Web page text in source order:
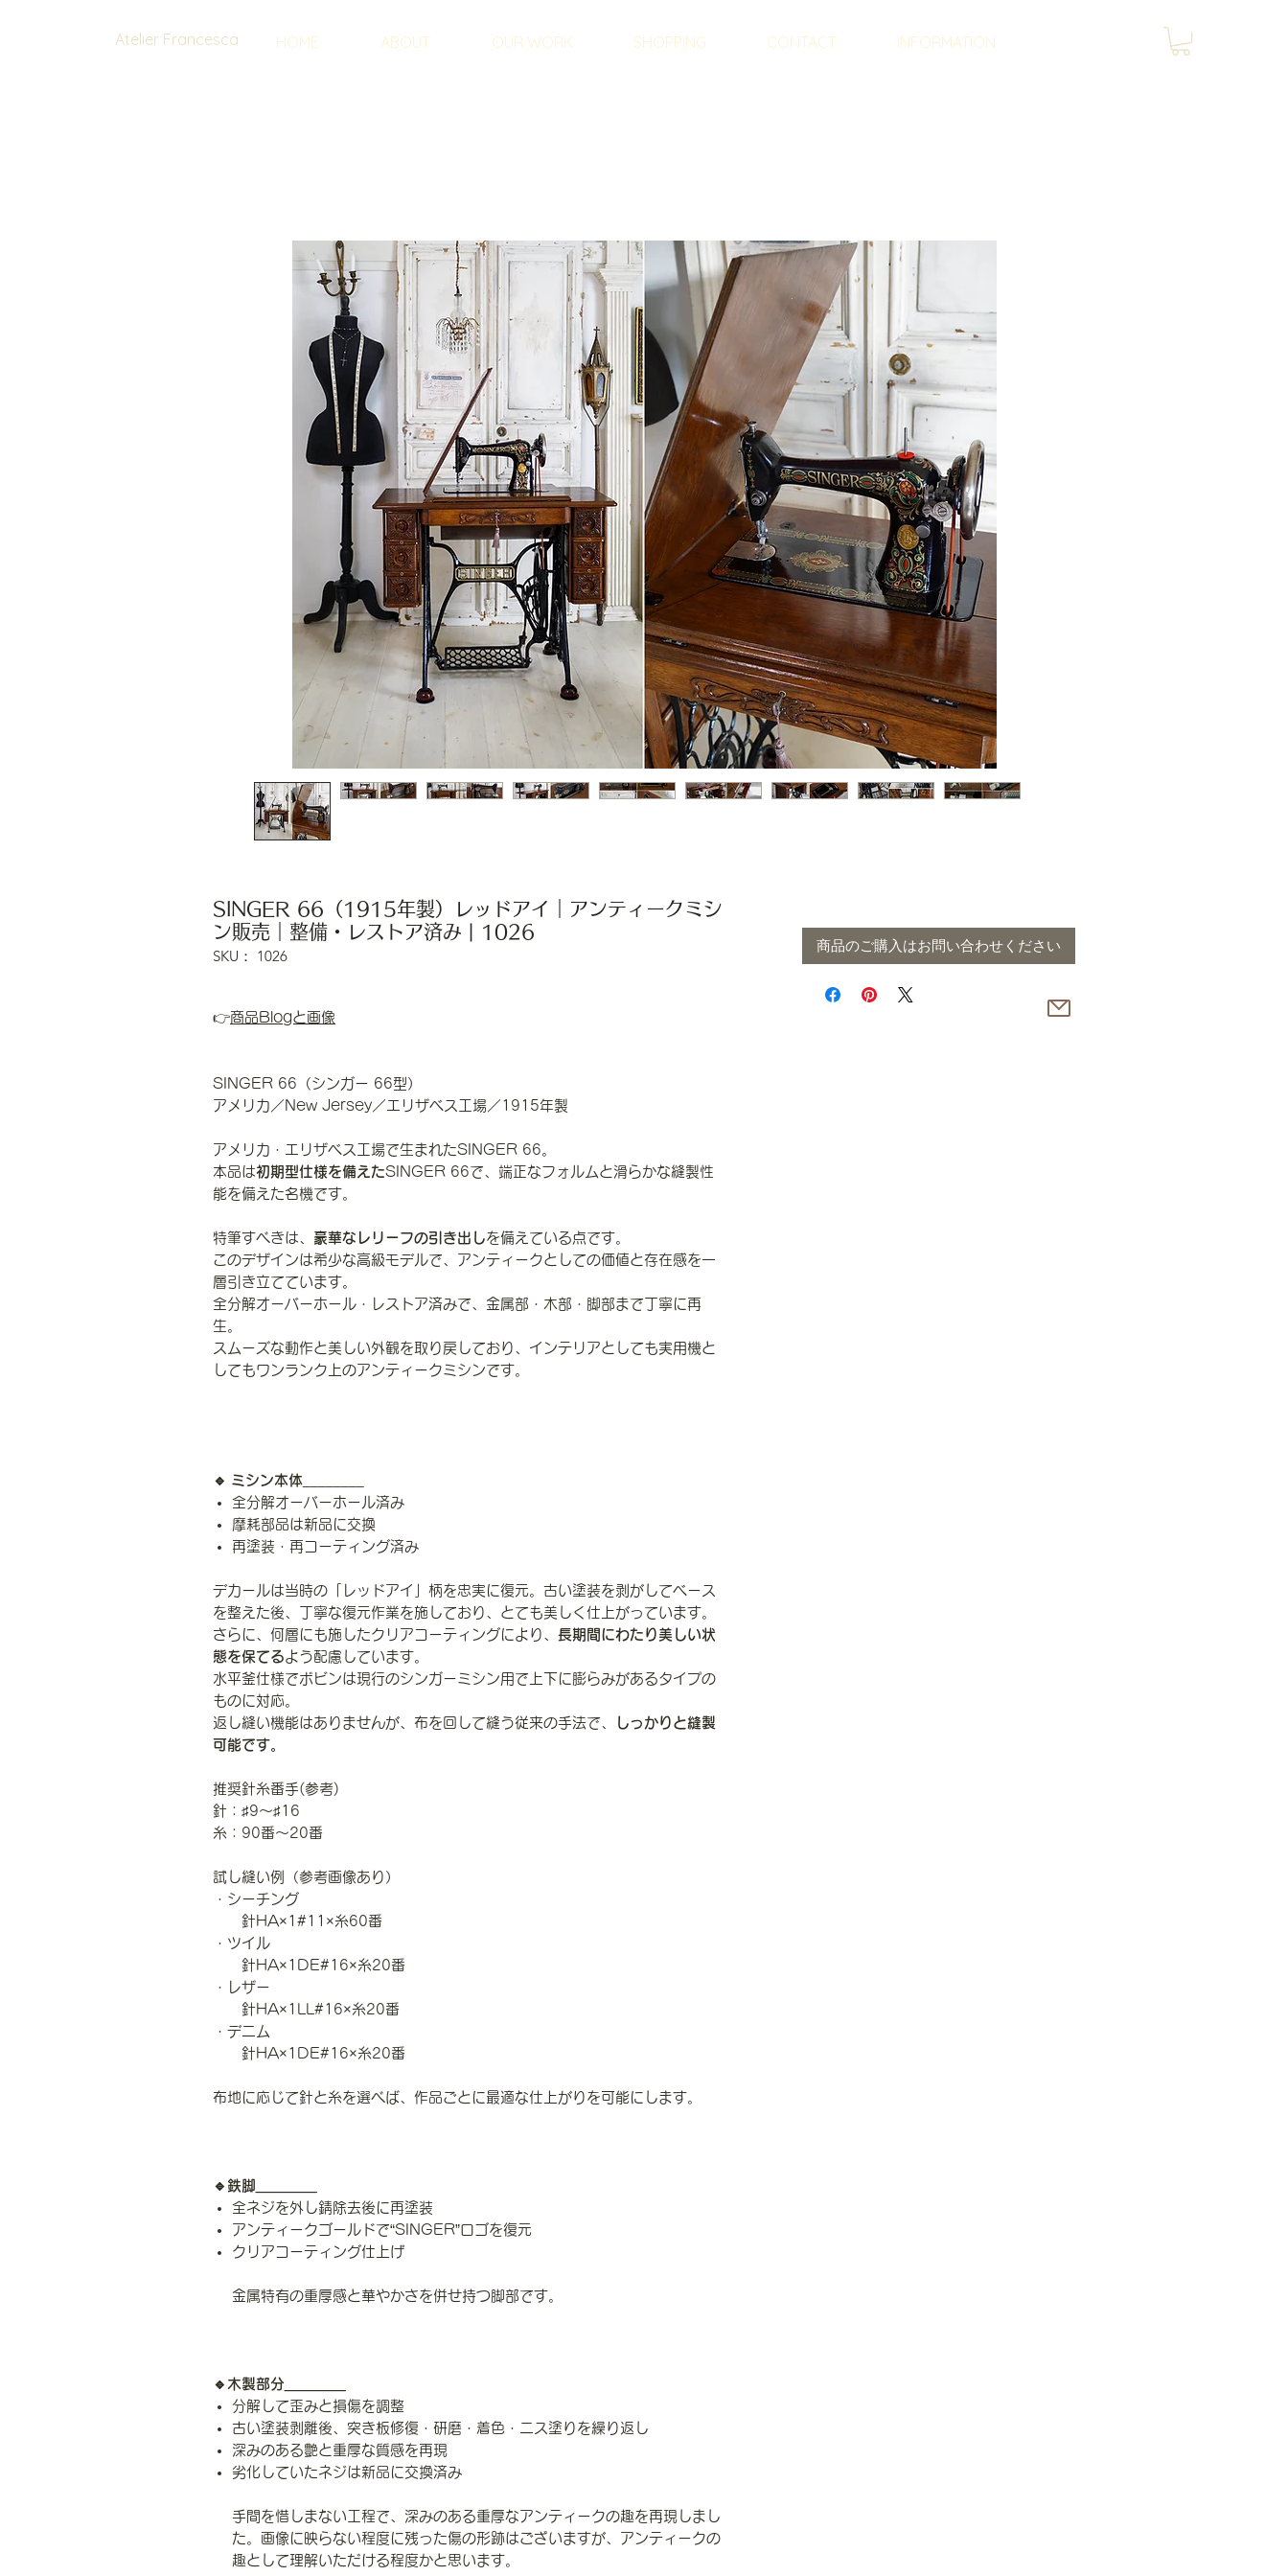
Atelier Francesca HOME ABOUT OUR WORK SHOPPING CONTACT INFORMATION
SINGER 66（1915年製）レッドアイ｜アンティークミシ
ン販売｜整備・レストア済み丨1026
SKU： 1026
👉商品Blogと画像
SINGER 66（シンガー 66型）
アメリカ／New Jersey／エリザベス工場／1915年製
アメリカ・エリザベス工場で生まれたSINGER 66。
本品は初期型仕様を備えたSINGER 66で、端正なフォルムと滑らかな縫製性
能を備えた名機です。
特筆すべきは、 豪華なレリーフの引き出しを備えている点です。
このデザインは希少な高級モデルで、アンティークとしての価値と存在感を一
層引き立てています。
全分解オーバーホール・レストア済みで、金属部・木部・脚部まで丁寧に再
生。
スムーズな動作と美しい外観を取り戻しており、インテリアとしても実用機と
してもワンランク上のアンティークミシンです。
🔹 ミシン本体
全分解オーバーホール済み
摩耗部品は新品に交換
再塗装・再コーティング済み
デカールは当時の「レッドアイ」柄を忠実に復元。古い塗装を剥がしてベース
を整えた後、丁寧な復元作業を施しており、とても美しく仕上がっています。
さらに、何層にも施したクリアコーティングにより、 長期間にわたり美しい状
態を保てるよう配慮しています。
水平釜仕様でボビンは現行のシンガーミシン用で上下に膨らみがあるタイプの
ものに対応。
返し縫い機能はありませんが、布を回して縫う従来の手法で、
しっかりと縫製
可能です。
推奨針糸番手(参考)
針：♯9〜♯16
糸：90番〜20番
試し縫い例（参考画像あり）
・シーチング
針HA×1#11×糸60番
・ツイル
針HA×1DE#16×糸20番
・レザー
針HA×1LL#16×糸20番
・デニム
針HA×1DE#16×糸20番
布地に応じて針と糸を選べば、作品ごとに最適な仕上がりを可能にします。
🔹鉄脚________
全ネジを外し錆除去後に再塗装
アンティークゴールドで“SINGER”ロゴを復元
クリアコーティング仕上げ
金属特有の重厚感と華やかさを併せ持つ脚部です。
🔹木製部分________
分解して歪みと損傷を調整
古い塗装剥離後、突き板修復・研磨・着色・ニス塗りを繰り返し
深みのある艶と重厚な質感を再現
劣化していたネジは新品に交換済み
手間を惜しまない工程で、深みのある重厚なアンティークの趣を再現しまし
た。画像に映らない程度に残った傷の形跡はございますが、アンティークの
趣として理解いただける程度かと思います。
商品のご購入はお問い合わせください